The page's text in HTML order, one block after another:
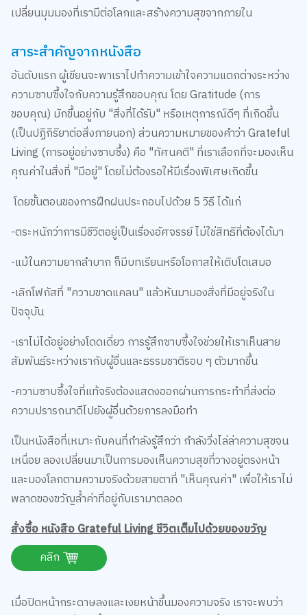
เปลี่ยนมุมมองที่เรามีต่อโลกและสร้างความสุขจากภายใน
สาระสำคัญจากหนังสือ
อันดับแรก ผู้เขียนจะพาเราไปทำความเข้าใจความแตกต่างระหว่าง
ความซาบซึ้งใจกับความรู้สึกขอบคุณ โดย Gratitude (การ
ขอบคุณ) มักขึ้นอยู่กับ "สิ่งที่ได้รับ" หรือเหตุการณ์ดีๆ ที่เกิดขึ้น
(เป็นปฏิกิริยาต่อสิ่งภายนอก) ส่วนความหมายของคำว่า Grateful
Living (การอยู่อย่างซาบซึ้ง) คือ "ทัศนคติ" ที่เราเลือกที่จะมองเห็น
คุณค่าในสิ่งที่ "มีอยู่" โดยไม่ต้องรอให้มีเรื่องพิเศษเกิดขึ้น
โดยขั้นตอนของการฝึกฝนประกอบไปด้วย 5 วิธี ได้แก่
-ตระหนักว่าการมีชีวิตอยู่เป็นเรื่องอัศจรรย์ ไม่ใช่สิทธิที่ต้องได้มา
-แม้ในความยากลำบาก ก็มีบทเรียนหรือโอกาสให้เติบโตเสมอ
-เลิกโฟกัสที่ "ความขาดแคลน" แล้วหันมามองสิ่งที่มีอยู่จริงใน
ปัจจุบัน
-เราไม่ได้อยู่อย่างโดดเดี่ยว การรู้สึกซาบซึ้งใจช่วยให้เราเห็นสาย
สัมพันธ์ระหว่างเรากับผู้อื่นและธรรมชาติรอบ ๆ ตัวมากขึ้น
-ความซาบซึ้งใจที่แท้จริงต้องแสดงออกผ่านการกระทำที่ส่งต่อ
ความปรารถนาดีไปยังผู้อื่นด้วยการลงมือทำ
เป็นหนังสือที่เหมาะกับคนที่กำลังรู้สึกว่า กำลังวิ่งไล่ล่าความสุขจน
เหนื่อย ลองเปลี่ยนมาเป็นการมองเห็นความสุขที่วางอยู่ตรงหน้า
และมองโลกตามความจริงด้วยสายตาที่ "เห็นคุณค่า" เพื่อให้เราไม่
พลาดของขวัญล้ำค่าที่อยู่กับเรามาตลอด
สั่งซื้อ หนังสือ Grateful Living ชีวิตเต็มไปด้วยของขวัญ
คลิก
เมื่อปิดหน้ากระดาษลงและเงยหน้าขึ้นมองความจริง เราจะพบว่า